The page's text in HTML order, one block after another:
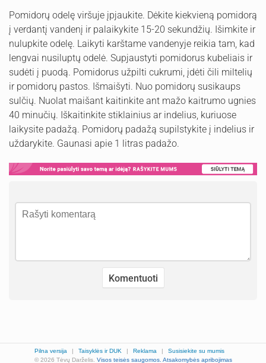
Pomidorų odelę viršuje įpjaukite. Dėkite kiekvieną pomidorą
į verdantį vandenį ir palaikykite 15-20 sekundžių. Išimkite ir
nulupkite odelę. Laikyti karštame vandenyje reikia tam, kad
lengvai nusiluptų odelė. Supjaustyti pomidorus kubeliais ir
sudėti į puodą. Pomidorus užpilti cukrumi, įdėti čili miltelių
ir pomidorų pastos. Išmaišyti. Nuo pomidorų susikaups
sulčių. Nuolat maišant kaitinkite ant mažo kaitrumo ugnies
40 minučių. Iškaitinkite stiklainius ar indelius, kuriuose
laikysite padažą. Pomidorų padažą supilstykite į indelius ir
uždarykite. Gaunasi apie 1 litras padažo.
Pilna versija | Taisyklės ir DUK | Reklama |
Susisiekite su mumis
© 2026 Tėvų Darželis. Visos teisės saugomos. Atsakomybės apribojimas